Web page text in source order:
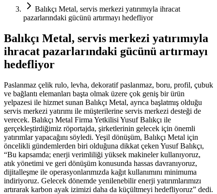
Balıkçı Metal, servis merkezi yatırımıyla ihracat
pazarlarındaki gücünü artırmayı hedefliyor
Balıkçı Metal, servis merkezi yatırımıyla
ihracat pazarlarındaki gücünü artırmayı
hedefliyor
Paslanmaz çelik rulo, levha, dekoratif paslanmaz, boru, profil, çubuk
ve bağlantı elemanları başta olmak üzere çok geniş bir ürün
yelpazesi ile hizmet sunan Balıkçı Metal, ayrıca başlatmış olduğu
servis merkezi yatırımı ile müşterilerine servis merkezi desteği de
verecek. Balıkçı Metal Firma Yetkilisi Yusuf Balıkçı ile
gerçekleştirdiğimiz röportajda, şirketlerinin gelecek için önemli
yatırımlar yapacağını söyledi. Yeşil dönüşüm, Balıkçı Metal için
öncelikli gündemlerden biri olduğuna dikkat çeken Yusuf Balıkçı,
“Bu kapsamda; enerji verimliliği yüksek makineler kullanıyoruz,
atık yönetimi ve geri dönüşüm konusunda hassas davranıyoruz,
dijitalleşme ile operasyonlarımızda kağıt kullanımını minimuma
indiriyoruz. Gelecek dönemde yenilenebilir enerji yatırımlarımızı
artırarak karbon ayak izimizi daha da küçültmeyi hedefliyoruz” dedi.